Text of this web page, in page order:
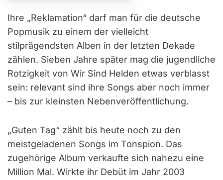
Ihre „Reklamation“ darf man für die deutsche
Popmusik zu einem der vielleicht
stilprägendsten Alben in der letzten Dekade
zählen. Sieben Jahre später mag die jugendliche
Rotzigkeit von Wir Sind Helden etwas verblasst
sein: relevant sind ihre Songs aber noch immer
– bis zur kleinsten Nebenveröffentlichung.
„Guten Tag“ zählt bis heute noch zu den
meistgeladenen Songs im Tonspion. Das
zugehörige Album verkaufte sich nahezu eine
Million Mal. Wirkte ihr Debüt im Jahr 2003